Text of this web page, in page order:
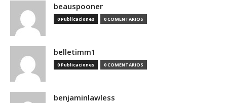
beauspooner
0 Publicaciones 0 COMENTARIOS
belletimm1
0 Publicaciones 0 COMENTARIOS
benjaminlawless